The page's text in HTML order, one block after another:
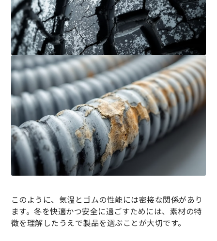
このように、気温とゴムの性能には密接な関係があり
ます。冬を快適かつ安全に過ごすためには、素材の特
徴を理解したうえで製品を選ぶことが大切です。